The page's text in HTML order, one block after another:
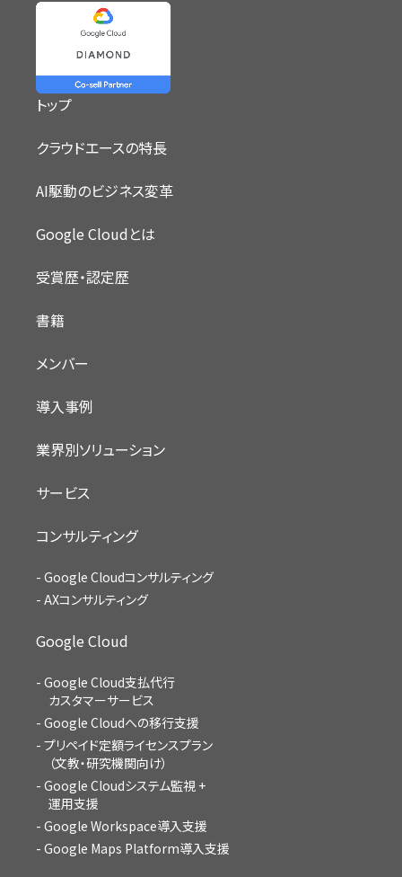
トップ
クラウドエースの特長
AI駆動のビジネス変革
Google Cloudとは
受賞歴・認定歴
書籍
メンバー
導入事例
業界別ソリューション
サービス
コンサルティング
Google Cloudコンサルティング
AXコンサルティング
Google Cloud
Google Cloud支払代行
カスタマーサービス
Google Cloudへの移行支援
プリペイド定額ライセンスプラン
（文教・研究機関向け）
Google Cloudシステム監視 +
運用支援
Google Workspace導入支援
Google Maps Platform導入支援